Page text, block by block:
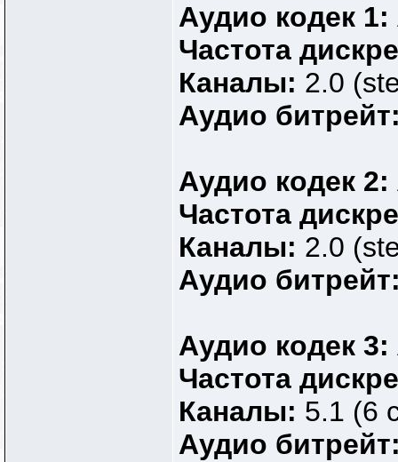
Аудио кодек 1:
Частота
Каналы: 2.0
Аудио
Аудио кодек 2:
Частота
Каналы: 2.0
Аудио
Аудио кодек 3:
Частота
Каналы: 5.1 (6
Аудио